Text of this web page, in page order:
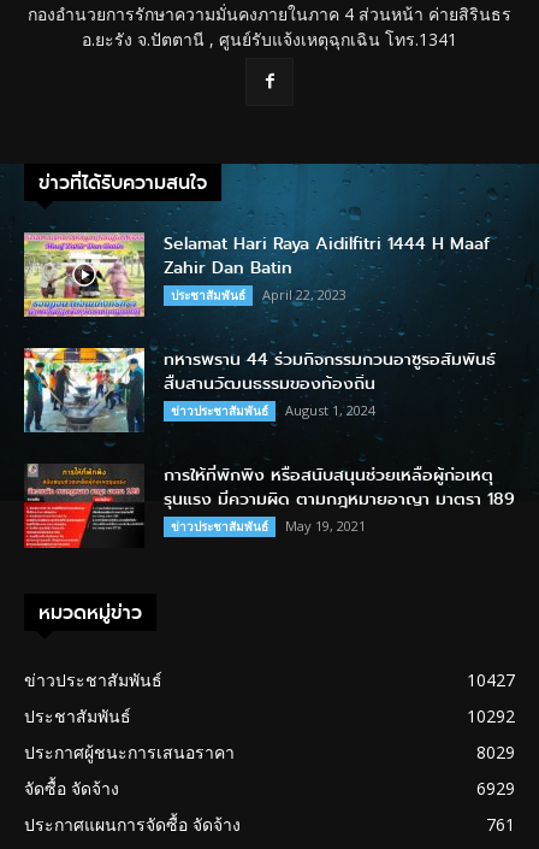
กองอำนวยการรักษาความมั่นคงภายในภาค 4 ส่วนหน้า ค่ายสิรินธร
อ.ยะรัง จ.ปัตตานี , ศูนย์รับแจ้งเหตุฉุกเฉิน โทร.1341
ข่าวที่ได้รับความสนใจ
Selamat Hari Raya Aidilfitri 1444 H Maaf
Zahir Dan Batin
ประชาสัมพันธ์ April 22, 2023
ทหารพราน 44 ร่วมกิจกรรมกวนอาซูรอสัมพันธ์
สืบสานวัฒนธรรมของท้องถิ่น
ข่าวประชาสัมพันธ์ August 1, 2024
การให้ที่พักพิง หรือสนับสนุนช่วยเหลือผู้ก่อเหตุ
รุนแรง มีความผิด ตามกฎหมายอาญา มาตรา 189
ข่าวประชาสัมพันธ์ May 19, 2021
หมวดหมู่ข่าว
ข่าวประชาสัมพันธ์
10427
ประชาสัมพันธ์
10292
ประกาศผู้ชนะการเสนอราคา
8029
จัดซื้อ จัดจ้าง
6929
ประกาศแผนการจัดซื้อ จัดจ้าง
761